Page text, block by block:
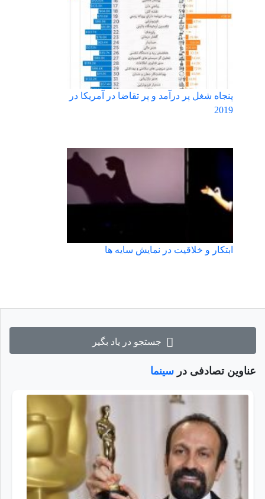
جستجو در یاد بگیر
عناوین تصادفی در سینما
پنجاه شغل پر درآمد و پر تقاضا در آمریکا در
2019
ابتکار و خلاقیت در نمایش سایه ها